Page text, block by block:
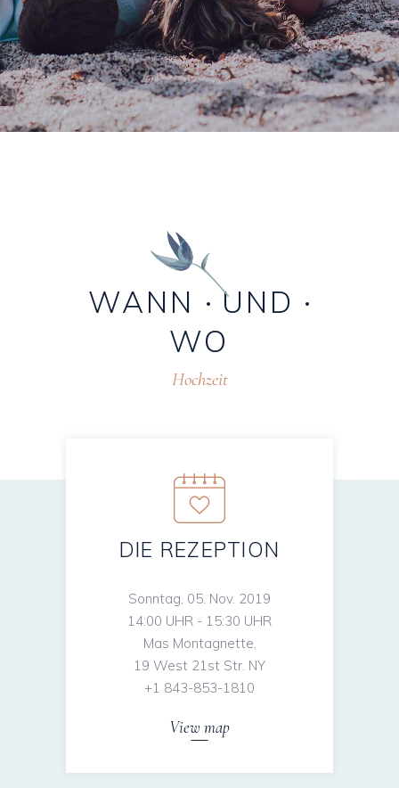
WANN
UND
WO
Hochzeit
DIE REZEPTION
Sonntag, 05. Nov. 2019
14:00 UHR - 15:30 UHR
Mas Montagnette,
19 West 21st Str. NY
+1 843-853-1810
View map